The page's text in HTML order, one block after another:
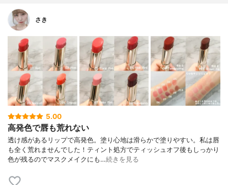
さき
5.00
高発色で唇も荒れない
透け感があるリップで高発色。塗り心地は滑らかで塗りやすい。 私は唇
も全く荒れませんでした！ ティント処方でティッシュオフ後もしっかり
色が残るのでマスクメイクにも…続きを見る